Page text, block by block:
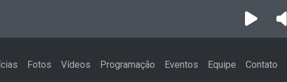
Fotos Vídeos Programação Eventos Equipe Contato